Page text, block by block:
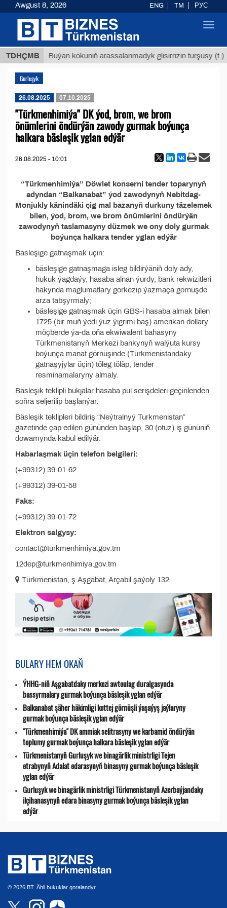
TDHÇMB
ТМТ Buýan köküniň arassalanmadyk glisirrizin turşusy (t.)
Gurluşyk
26.08.2025 07.10.2025
"Türkmenhimiýa" DK ýod, brom, we brom
önümlerini öndürýän zawody gurmak boýunça
halkara bäsleşik yglan edýär
26.08.2025 - 10:01
“Türkmenhimiýa” Döwlet konserni tender toparynyň
adyndan “Balkanabat” ýod zawodynyň Nebitdag-
Monjukly känindäki çig mal bazanyň durkuny täzelemek
bilen, ýod, brom, we brom önümlerini öndürýän
zawodynyň taslamasyny düzmek we ony doly gurmak
boýunça halkara tender yglan edýär
Bäsleşige gatnaşmak üçin:
bäsleşige gatnaşmaga isleg bildirýäniň doly ady,
hukuk ýagdaýy, hasaba alnan ýurdy, bank rekwizitleri
hakynda maglumatlary görkezip ýazmaça görnüşde
arza tabşyrmaly;
bäsleşige gatnaşmak üçin GBS-i hasaba almak bilen
1725 (bir müň ýedi ýüz ýigrimi bäş) amerikan dollary
möçberde ýa-da oňa ekwiwalent bahasyny
Türkmenistanyň Merkezi bankynyň walýuta kursy
boýunça manat görnüşinde (Türkmenistandaky
gatnaşyjylar üçin) töleg töläp, tender
resminamalaryny almaly.
Bäsleşik teklipli bukjalar hasaba pul serişdeleri geçirilenden
soňra seljerilip başlanýar.
Bäsleşik teklipleri bildiriş “Neýtralnyý Turkmenistan”
gazetinde çap edilen gününden başlap, 30 (otuz) iş gününiň
dowamynda kabul edilýär.
Habarlaşmak üçin telefon belgileri:
(+99312) 39-01-62
(+99312) 39-01-58
Faks:
(+99312) 39-01-72
Elektron salgysy:
contact@turkmenhimiya.gov.tm
12dep@turkmenhimiya.gov.tm
Türkmenistan, ş.Aşgabat, Arçabil şaýoly 132
BULARY HEM OKAŇ
ÝHHG-niň Aşgabatdaky merkezi awtoulag duralgasynda
bassyrmalary gurmak boýunça bäsleşik yglan edýär
Balkanabat şäher häkimligi kottej görnüşli ýaşaýyş jaýlaryny
gurmak boýunça bäsleşik yglan edýär
"Türkmenhimiýa" DK ammiak selitrasyny we karbamid öndürýän
toplumy gurmak boýunça halkara bäsleşik yglan edýär
Türkmenistanyň Gurluşyk we binagärlik ministrligi Tejen
etrabynyň Adalat edarasynyň binasyny gurmak boýunça bäsleşik
yglan edýär
Gurluşyk we binagärlik ministrligi Türkmenistanyň Azerbaýjandaky
ilçihanasynyň edara binasyny gurmak boýunça bäsleşik yglan
edýär
© 2026 BT. Ähli hukuklar goralandyr.
Awgust 8, 2026 ENG TM РУС